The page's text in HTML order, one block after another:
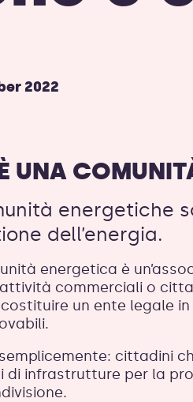
2022
UNA
energetiche
dell’energia.
energetica è
commerciali o
un ente legale
cittadini
di infrastrutture per la